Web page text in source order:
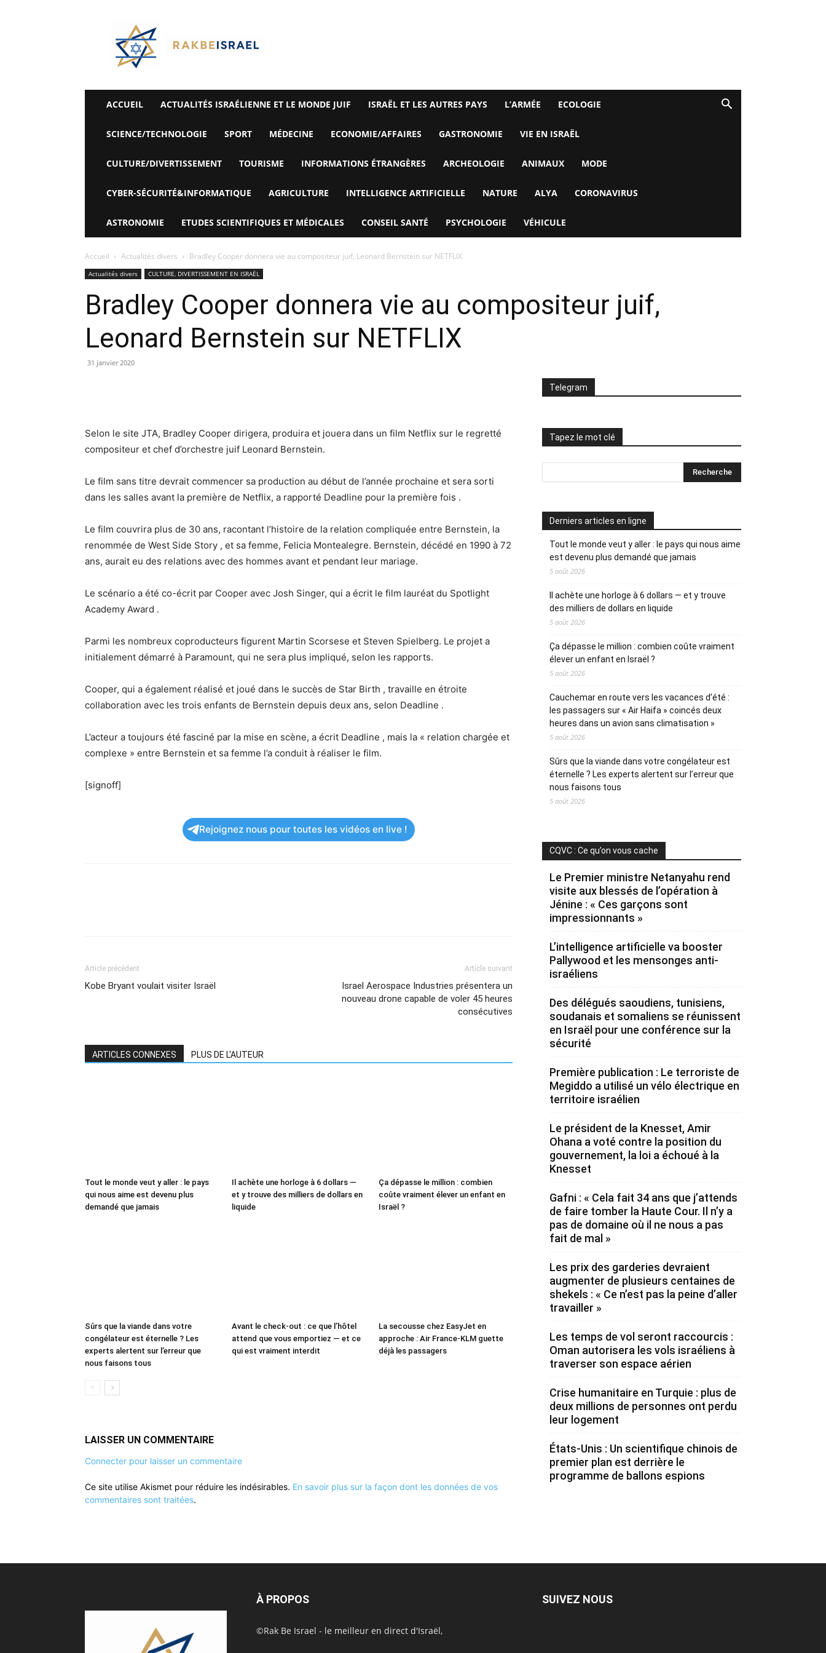
Rak
Be
Israel-
Alyaexpress-
News
ACCUEIL ACTUALITÉS ISRAÉLIENNE ET LE MONDE JUIF ISRAËL ET LES AUTRES PAYS L’ARMÉE ECOLOGIE
SCIENCE/TECHNOLOGIE SPORT MÉDECINE ECONOMIE/AFFAIRES GASTRONOMIE VIE EN ISRAËL
CULTURE/DIVERTISSEMENT TOURISME INFORMATIONS ÉTRANGÈRES ARCHEOLOGIE ANIMAUX MODE
CYBER-SÉCURITÉ&INFORMATIQUE AGRICULTURE INTELLIGENCE ARTIFICIELLE NATURE ALYA CORONAVIRUS
ASTRONOMIE ETUDES SCIENTIFIQUES ET MÉDICALES CONSEIL SANTÉ PSYCHOLOGIE VÉHICULE
Accueil Actualités divers Bradley Cooper donnera vie au compositeur juif, Leonard Bernstein sur NETFLIX
Actualités divers CULTURE, DIVERTISSEMENT EN ISRAËL
Bradley Cooper donnera vie au compositeur juif,
Leonard Bernstein sur NETFLIX
31 janvier 2020
Selon le site JTA, Bradley Cooper dirigera, produira et jouera dans un film Netflix sur le regretté
compositeur et chef d’orchestre juif Leonard Bernstein.
Le film sans titre devrait commencer sa production au début de l’année prochaine et sera sorti
dans les salles avant la première de Netflix, a rapporté Deadline pour la première fois .
Le film couvrira plus de 30 ans, racontant l’histoire de la relation compliquée entre Bernstein, la
renommée de West Side Story , et sa femme, Felicia Montealegre. Bernstein, décédé en 1990 à 72
ans, aurait eu des relations avec des hommes avant et pendant leur mariage.
Le scénario a été co-écrit par Cooper avec Josh Singer, qui a écrit le film lauréat du Spotlight
Academy Award .
Parmi les nombreux coproducteurs figurent Martin Scorsese et Steven Spielberg. Le projet a
initialement démarré à Paramount, qui ne sera plus impliqué, selon les rapports.
Cooper, qui a également réalisé et joué dans le succès de Star Birth , travaille en étroite
collaboration avec les trois enfants de Bernstein depuis deux ans, selon Deadline .
L’acteur a toujours été fasciné par la mise en scène, a écrit Deadline , mais la « relation chargée et
complexe » entre Bernstein et sa femme l’a conduit à réaliser le film.
[signoff]
Rejoignez nous pour toutes les vidéos en live !
Article précédent
Kobe Bryant voulait visiter Israël
Article suivant
Israel Aerospace Industries présentera un
nouveau drone capable de voler 45 heures
consécutives
ARTICLES CONNEXES PLUS DE L'AUTEUR
Tout le monde veut y aller : le pays
qui nous aime est devenu plus
demandé que jamais
Il achète une horloge à 6 dollars —
et y trouve des milliers de dollars en
liquide
Ça dépasse le million : combien
coûte vraiment élever un enfant en
Israël ?
Sûrs que la viande dans votre
congélateur est éternelle ? Les
experts alertent sur l’erreur que
nous faisons tous
Avant le check-out : ce que l’hôtel
attend que vous emportiez — et ce
qui est vraiment interdit
La secousse chez EasyJet en
approche : Air France-KLM guette
déjà les passagers
LAISSER UN COMMENTAIRE
Connecter pour laisser un commentaire
Ce site utilise Akismet pour réduire les indésirables. En savoir plus sur la façon dont les données de vos
commentaires sont traitées.
Telegram
Tapez le mot clé
Derniers articles en ligne
Tout le monde veut y aller : le pays qui nous aime
est devenu plus demandé que jamais
5 août 2026
Il achète une horloge à 6 dollars — et y trouve
des milliers de dollars en liquide
5 août 2026
Ça dépasse le million : combien coûte vraiment
élever un enfant en Israël ?
5 août 2026
Cauchemar en route vers les vacances d’été :
les passagers sur « Air Haifa » coincés deux
heures dans un avion sans climatisation »
5 août 2026
Sûrs que la viande dans votre congélateur est
éternelle ? Les experts alertent sur l’erreur que
nous faisons tous
5 août 2026
CQVC : Ce qu’on vous cache
Le Premier ministre Netanyahu rend
visite aux blessés de l’opération à
Jénine : « Ces garçons sont
impressionnants »
L’intelligence artificielle va booster
Pallywood et les mensonges anti-
israéliens
Des délégués saoudiens, tunisiens,
soudanais et somaliens se réunissent
en Israël pour une conférence sur la
sécurité
Première publication : Le terroriste de
Megiddo a utilisé un vélo électrique en
territoire israélien
Le président de la Knesset, Amir
Ohana a voté contre la position du
gouvernement, la loi a échoué à la
Knesset
Gafni : « Cela fait 34 ans que j’attends
de faire tomber la Haute Cour. Il n’y a
pas de domaine où il ne nous a pas
fait de mal »
Les prix des garderies devraient
augmenter de plusieurs centaines de
shekels : « Ce n’est pas la peine d’aller
travailler »
Les temps de vol seront raccourcis :
Oman autorisera les vols israéliens à
traverser son espace aérien
Crise humanitaire en Turquie : plus de
deux millions de personnes ont perdu
leur logement
États-Unis : Un scientifique chinois de
premier plan est derrière le
programme de ballons espions
À PROPOS
©Rak Be Israel - le meilleur en direct d'Israël,
SUIVEZ NOUS